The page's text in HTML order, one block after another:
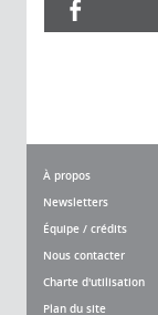
À propos
Newsletters
Équipe / crédits
Nous contacter
Charte d'utilisation
Plan du site